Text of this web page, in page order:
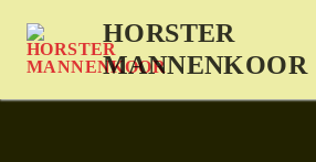
HORSTER
MANNENKOOR